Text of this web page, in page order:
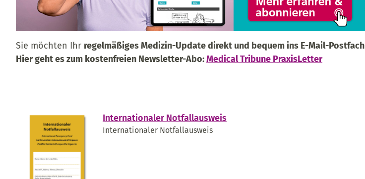
Sie möchten Ihr regelmäßiges Medizin-Update direkt und bequem ins E-Mail-Postfach
Hier geht es zum kostenfreien Newsletter-Abo:Medical Tribune PraxisLetter
Internationaler Notfallausweis
Internationaler Notfallausweis